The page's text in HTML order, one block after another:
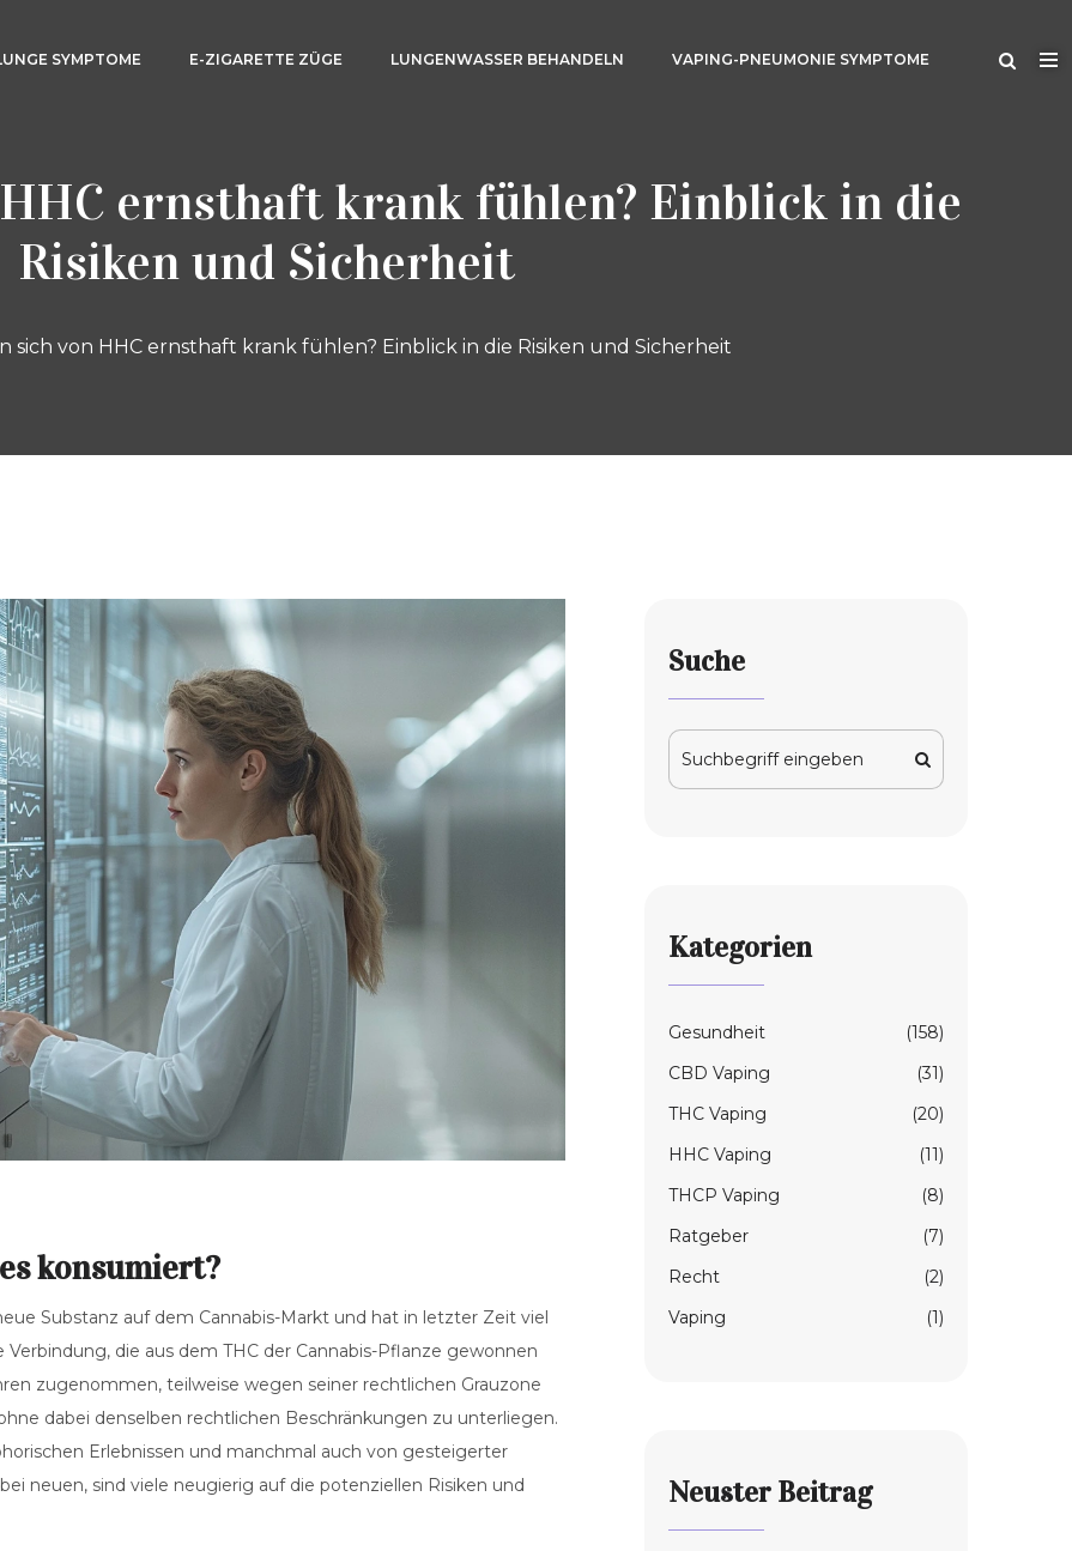
SYMPTOME E-ZIGARETTE ZÜGE LUNGENWASSER BEHANDELN VAPING-PNEUMONIE SYMPTOME
ernsthaft krank fühlen? Einblick in die
Risiken und Sicherheit
sich von HHC ernsthaft krank fühlen? Einblick in die Risiken und Sicherheit
konsumiert?
Substanz auf dem Cannabis-Markt und hat in letzter Zeit viel
die aus dem THC der Cannabis-Pflanze gewonnen
zugenommen, teilweise wegen seiner rechtlichen Grauzone
dabei denselben rechtlichen Beschränkungen zu unterliegen.
Erlebnissen und manchmal auch von gesteigerter
neuen, sind viele neugierig auf die potenziellen Risiken und
Suche
Kategorien
Gesundheit
(158)
CBD Vaping
(31)
THC Vaping
(20)
HHC Vaping
(11)
THCP Vaping
(8)
Ratgeber
(7)
Recht
(2)
Vaping
(1)
Neuster Beitrag